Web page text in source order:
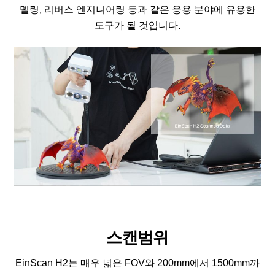
델링, 리버스 엔지니어링 등과 같은 응용 분야에 유용한
도구가 될 것입니다.
스캔범위
EinScan H2는 매우 넓은 FOV와 200mm에서 1500mm까